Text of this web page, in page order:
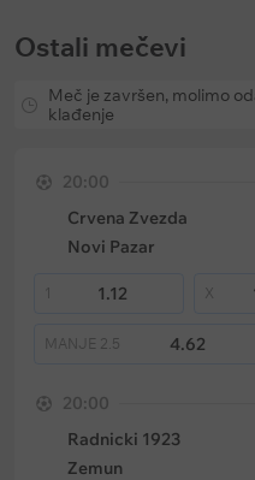
Ostali mečevi
Meč je završen, molimo
klađenje
20:00
Crvena Zvezda
Novi Pazar
1 1.12
MANJE 2.5 4.62
20:00
Radnicki 1923
Zemun